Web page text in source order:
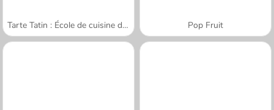
Tarte Tatin : École de cuisine de Sara Pop Fruit